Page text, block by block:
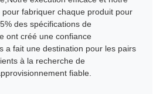
fabriquer chaque produit pour
des spécifications de
ont créé une confiance
a fait une destination pour les pairs
à la recherche de
fiable.